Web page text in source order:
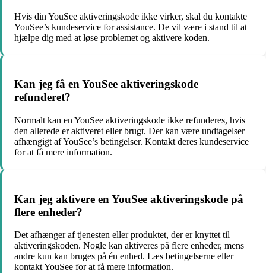
Hvis din YouSee aktiveringskode ikke virker, skal du kontakte
YouSee’s kundeservice for assistance. De vil være i stand til at
hjælpe dig med at løse problemet og aktivere koden.
Kan jeg få en YouSee aktiveringskode
refunderet?
Normalt kan en YouSee aktiveringskode ikke refunderes, hvis
den allerede er aktiveret eller brugt. Der kan være undtagelser
afhængigt af YouSee’s betingelser. Kontakt deres kundeservice
for at få mere information.
Kan jeg aktivere en YouSee aktiveringskode på
flere enheder?
Det afhænger af tjenesten eller produktet, der er knyttet til
aktiveringskoden. Nogle kan aktiveres på flere enheder, mens
andre kun kan bruges på én enhed. Læs betingelserne eller
kontakt YouSee for at få mere information.